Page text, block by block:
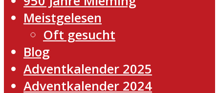
Meistgelesen
Oft gesucht
Blog
Adventkalender 2025
Adventkalender 2024